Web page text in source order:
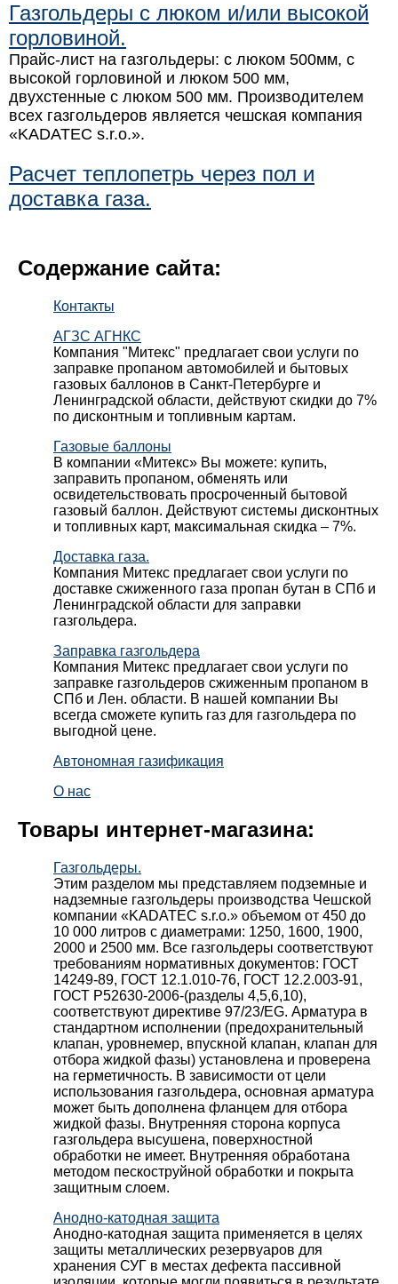
Газгольдеры с люком и/или высокой
горловиной.
Прайс-лист на газгольдеры: с люком 500мм, с
высокой горловиной и люком 500 мм,
двухстенные с люком 500 мм. Производителем
всех газгольдеров является чешская компания
«KADATEC s.r.o.».
Расчет теплопетрь через пол и
доставка газа.
Содержание сайта:
Контакты
АГЗС АГНКС
Компания "Митекс" предлагает свои услуги по
заправке пропаном автомобилей и бытовых
газовых баллонов в Санкт-Петербурге и
Ленинградской области, действуют скидки до 7%
по дисконтным и топливным картам.
Газовые баллоны
В компании «Митекс» Вы можете: купить,
заправить пропаном, обменять или
освидетельствовать просроченный бытовой
газовый баллон. Действуют системы дисконтных
и топливных карт, максимальная скидка – 7%.
Доставка газа.
Компания Митекс предлагает свои услуги по
доставке сжиженного газа пропан бутан в СПб и
Ленинградской области для заправки
газгольдера.
Заправка газгольдера
Компания Митекс предлагает свои услуги по
заправке газгольдеров сжиженным пропаном в
СПб и Лен. области. В нашей компании Вы
всегда сможете купить газ для газгольдера по
выгодной цене.
Автономная газификация
О нас
Товары интернет-магазина:
Газгольдеры.
Этим разделом мы представляем подземные и
надземные газгольдеры производства Чешской
компании «KADATEC s.r.o.» объемом от 450 до
10 000 литров с диаметрами: 1250, 1600, 1900,
2000 и 2500 мм. Все газгольдеры соответствуют
требованиям нормативных документов: ГОСТ
14249-89, ГОСТ 12.1.010-76, ГОСТ 12.2.003-91,
ГОСТ Р52630-2006-(разделы 4,5,6,10),
соответствуют директиве 97/23/EG. Арматура в
стандартном исполнении (предохранительный
клапан, уровнемер, впускной клапан, клапан для
отбора жидкой фазы) установлена и проверена
на герметичность. В зависимости от цели
использования газгольдера, основная арматура
может быть дополнена фланцем для отбора
жидкой фазы. Внутренняя сторона корпуса
газгольдера высушена, поверхностной
обработки не имеет. Внутренняя обработана
методом пескоструйной обработки и покрыта
защитным слоем.
Анодно-катодная защита
Анодно-катодная защита применяется в целях
защиты металлических резервуаров для
хранения СУГ в местах дефекта пассивной